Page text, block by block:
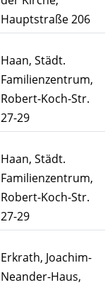
Hauptstraße 206
Haan, Städt.
Familienzentrum,
Robert-Koch-Str.
27-29
Haan, Städt.
Familienzentrum,
Robert-Koch-Str.
27-29
Erkrath, Joachim-
Neander-Haus,